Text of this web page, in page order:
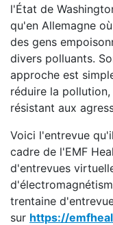
l'État de
qu'en Allemagne
des gens
divers polluants.
approche est
réduire la
résistant aux
Voici l'entrevue
cadre de l'EMF
d'entrevues
trentaine
sur https://